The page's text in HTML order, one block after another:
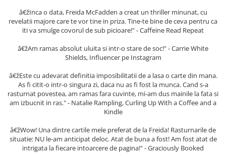
romantice
Senzatii/Dragoste
Senzatii/Erotic
Senzatii/Suspans
Senzatii/Thriller
SF & Fantasy
Teens Book Club
Umor
â€žInca o data, Freida McFadden a creat un thriller minunat, cu
revelatii majore care te vor tine in priza. Tine-te bine de ceva pentru ca
iti va smulge covorul de sub picioare!" - Caffeine Read Repeat
â€žAm ramas absolut uluita si intr-o stare de soc!" - Carrie White
Shields, Influencer pe Instagram
â€žEste cu adevarat definitia imposibilitatii de a lasa o carte din mana.
As fi citit-o intr-o singura zi, daca nu as fi fost la munca. Cand s-a
rasturnat povestea, am ramas fara cuvinte, mi-am dus mainile la fata si
am izbucnit in ras." - Natalie Rampling, Curling Up With a Coffee and a
Kindle
â€žWow! Una dintre cartile mele preferat de la Freida! Rasturnarile de
situatie: NU le-am anticipat deloc. Atat de buna a fost! Am fost atat de
intrigata la fiecare intoarcere de pagina!" - Graciously Booked